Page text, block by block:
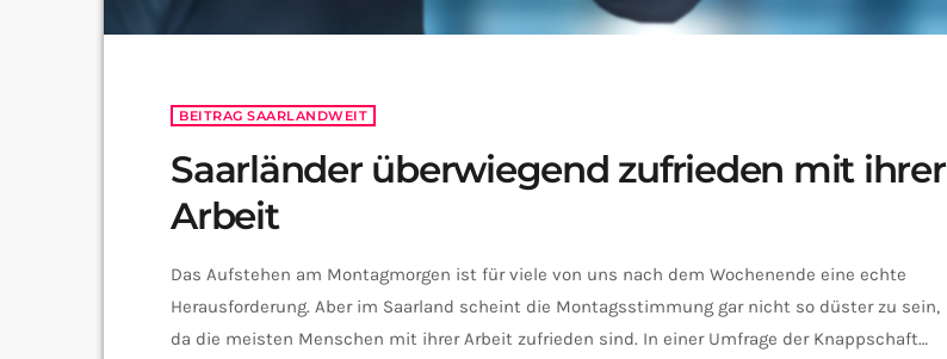
BEITRAG SAARLANDWEIT
Saarländer überwiegend zufrieden mit ihrer
Arbeit
Das Aufstehen am Montagmorgen ist für viele von uns nach dem Wochenende eine echte
Herausforderung. Aber im Saarland scheint die Montagsstimmung gar nicht so düster zu sein,
da die meisten Menschen mit ihrer Arbeit zufrieden sind. In einer Umfrage der Knappschaft